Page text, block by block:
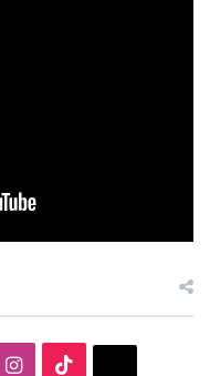
Instagram